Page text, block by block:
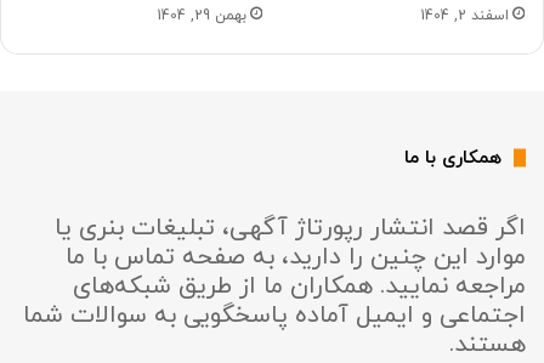
اسفند 2, 1404 بهمن 29, 1404
همکاری با ما
اگر قصد انتشار رپورتاژ آگهی، تبلیغات بنری یا
موارد این چنین را دارید، به صفحه تماس با ما
مراجعه نمایید. همکاران ما از طریق شبکه‌های
اجتماعی و ایمیل آماده پاسخگویی به سوالات شما
هستند.